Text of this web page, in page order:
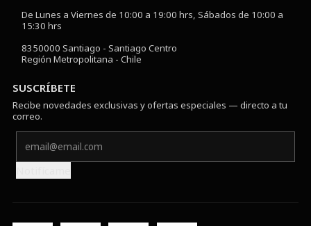
De Lunes a Viernes de 10:00 a 19:00 hrs, Sábados de 10:00 a
15:30 hrs
8350000 Santiago - Santiago Centro
Región Metropolitana - Chile
SUSCRÍBETE
Recibe novedades exclusivas y ofertas especiales — directo a tu
correo.